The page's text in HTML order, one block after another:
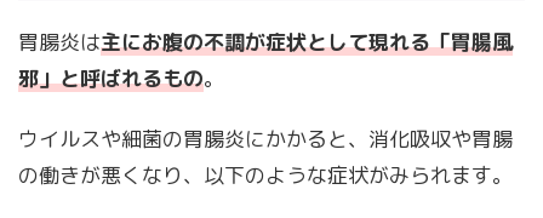
胃腸炎は主にお腹の不調が症状として現れる「胃腸風
邪」と呼ばれるもの。
ウイルスや細菌の胃腸炎にかかると、消化吸収や胃腸
の働きが悪くなり、以下のような症状がみられます。